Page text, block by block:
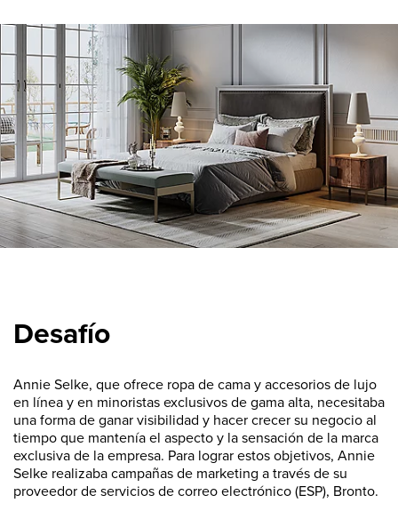
Desafío
Annie Selke, que ofrece ropa de cama y accesorios de lujo
en línea y en minoristas exclusivos de gama alta, necesitaba
una forma de ganar visibilidad y hacer crecer su negocio al
tiempo que mantenía el aspecto y la sensación de la marca
exclusiva de la empresa. Para lograr estos objetivos, Annie
Selke realizaba campañas de marketing a través de su
proveedor de servicios de correo electrónico (ESP), Bronto.